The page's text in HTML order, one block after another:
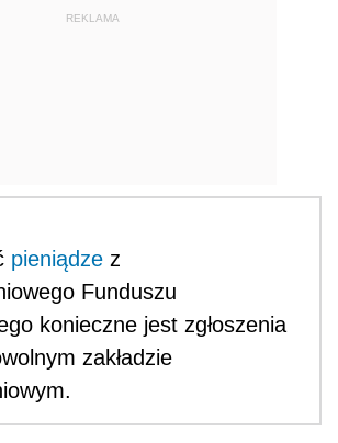
REKLAMA
pieniądze z
Funduszu
konieczne jest zgłoszenia
zakładzie